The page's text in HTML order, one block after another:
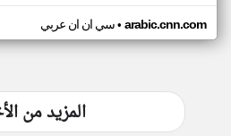
سي ان ان عربي• arabic.cnn.com
المزيد من